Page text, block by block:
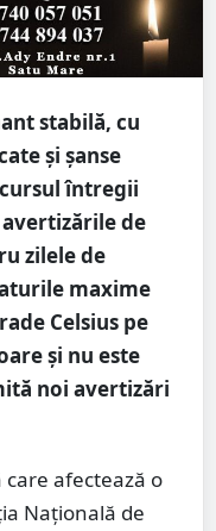
stabilă, cu
și șanse
întregii
de
zilele de
maxime
Celsius pe
și nu este
noi avertizări
afectează o
Națională de